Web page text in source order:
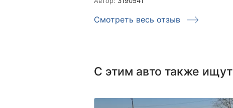
Смотреть весь отзыв
С этим авто также ищут